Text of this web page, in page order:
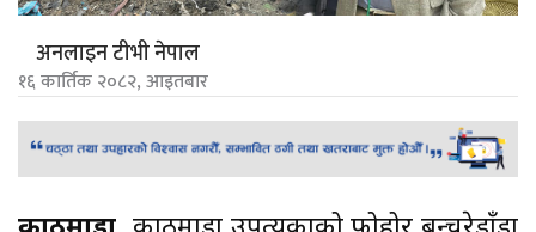
अनलाइन टीभी नेपाल
१६ कार्तिक २०८२, आइतबार